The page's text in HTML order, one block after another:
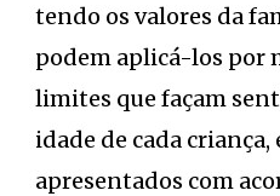
tendo os valores da
podem aplicá-los por
limites que façam
idade de cada criança,
apresentados com